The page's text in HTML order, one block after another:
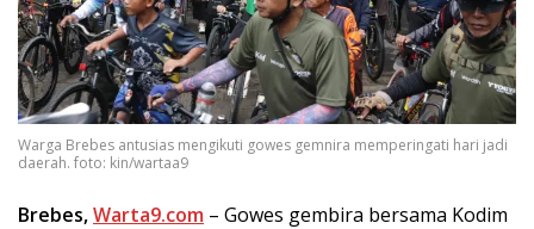
Warga Brebes antusias mengikuti gowes gemnira memperingati hari jadi
daerah. foto: kin/wartaa9
Brebes,Warta9.com – Gowes gembira bersama Kodim